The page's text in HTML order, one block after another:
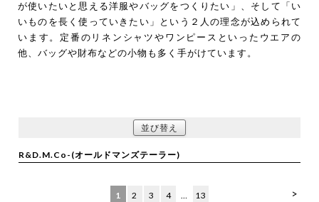
が使いたいと思える洋服やバッグをつくりたい」、そして「い
いものを長く使っていきたい」という２人の理念が込められて
います。定番のリネンシャツやワンピースといったウエアの
他、バッグや財布などの小物も多く手がけています。
並び替え
R&D.M.Co-(オールドマンズテーラー)
>
1 2 3 4 … 13